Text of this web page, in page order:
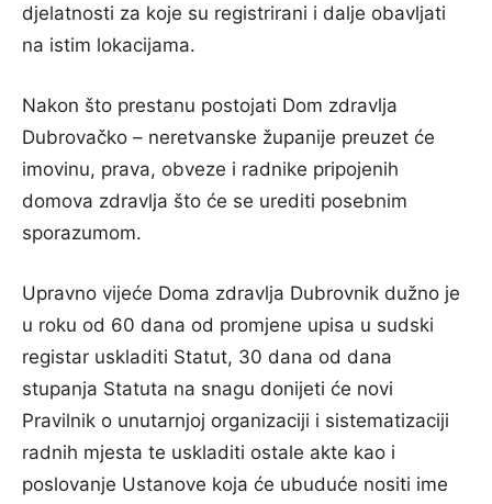
djelatnosti za koje su registrirani i dalje obavljati
na istim lokacijama.
Nakon što prestanu postojati Dom zdravlja
Dubrovačko – neretvanske županije preuzet će
imovinu, prava, obveze i radnike pripojenih
domova zdravlja što će se urediti posebnim
sporazumom.
Upravno vijeće Doma zdravlja Dubrovnik dužno je
u roku od 60 dana od promjene upisa u sudski
registar uskladiti Statut, 30 dana od dana
stupanja Statuta na snagu donijeti će novi
Pravilnik o unutarnjoj organizaciji i sistematizaciji
radnih mjesta te uskladiti ostale akte kao i
poslovanje Ustanove koja će ubuduće nositi ime